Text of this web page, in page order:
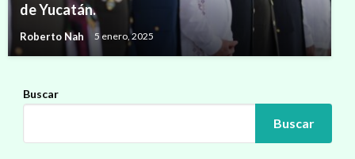
de Yucatán.
Roberto Nah 5 enero, 2025
Buscar
Buscar